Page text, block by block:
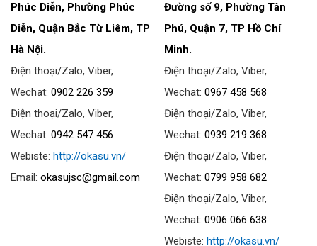
Phúc Diễn, Phường Phúc
Diễn, Quận Bắc Từ Liêm, TP
Hà Nội.
Điện thoại/Zalo, Viber,
Wechat: 0902 226 359
Điện thoại/Zalo, Viber,
Wechat: 0942 547 456
Webiste: http://okasu.vn/
Email: okasujsc@gmail.com
Đường số 9, Phường Tân
Phú, Quận 7, TP Hồ Chí
Minh.
Điện thoại/Zalo, Viber,
Wechat:0967 458 568
Điện thoại/Zalo, Viber,
Wechat:0939 219 368
Điện thoại/Zalo, Viber,
Wechat:0799 958 682
Điện thoại/Zalo, Viber,
Wechat:0906 066 638
Webiste:http://okasu.vn/